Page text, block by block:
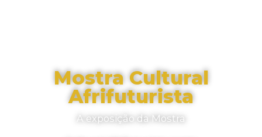
Mostra Cultural
Afrifuturista
A exposição da Mostra